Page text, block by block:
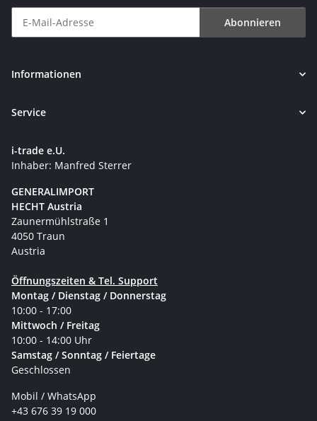
Abonnieren
Informationen
Service
i-trade e.U.
Inhaber: Manfred Sterrer
GENERALIMPORT
HECHT Austria
Zaunermühlstraße 1
4050 Traun
Austria
Öffnungszeiten & Tel. Support
Montag / Dienstag / Donnerstag
10:00 - 17:00
Mittwoch / Freitag
10:00 - 14:00 Uhr
Samstag / Sonntag / Feiertage
Geschlossen
Mobil / WhatsApp
+43 676 39 19 000